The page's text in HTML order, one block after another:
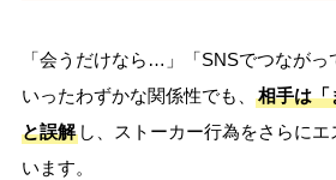
「会うだけなら…」「SNSでつなが
いったわずかな関係性でも、
相手は「
と誤解し、ストーカー行為をさらにエ
います。